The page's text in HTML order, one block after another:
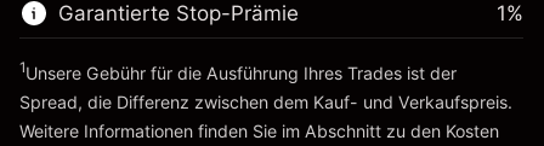
Positionsgröße mit Hebelwirkung
Geld aus Hebelwirkung ~ €4,000.00
Garantierte Stop-Prämie 1%
1Unsere Gebühr für die Ausführung Ihres Trades ist der
Spread, die Differenz zwischen dem Kauf- und Verkaufspreis.
Weitere Informationen finden Sie im Abschnitt zu den Kosten